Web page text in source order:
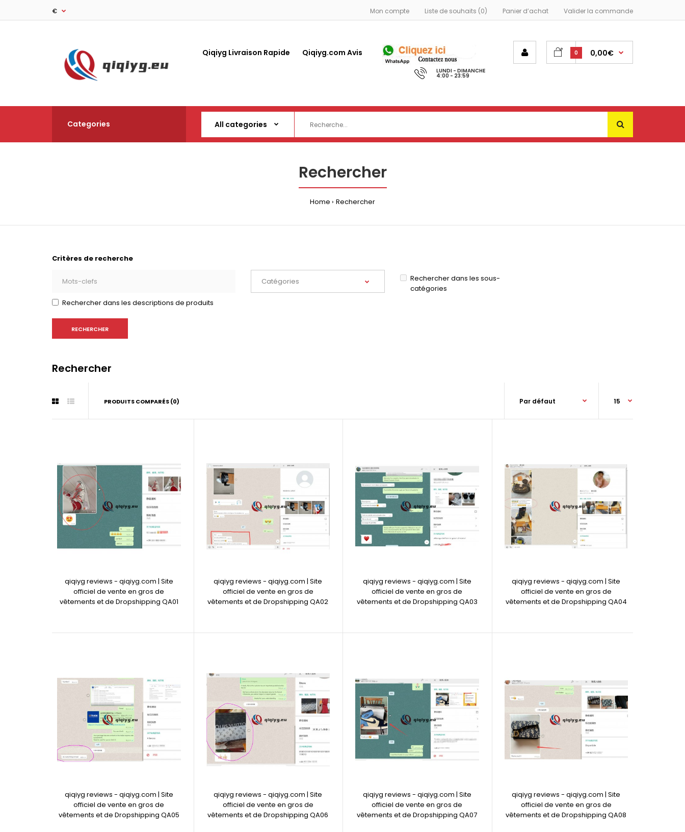
Mon compte Liste de souhaits (0) Panier d’achat Valider la commande
€
Qiqiyg Livraison Rapide Qiqiyg.com Avis
LUNDI - DIMANCHE
4:00 - 23:59
0 0,00€
Categories
Rechercher
Home Rechercher
Critères de recherche
Rechercher dans les sous-
catégories
Rechercher dans les descriptions de produits
Rechercher
PRODUITS COMPARÉS (0)
qiqiyg reviews - qiqiyg.com | Site
officiel de vente en gros de
vêtements et de Dropshipping QA01
qiqiyg reviews - qiqiyg.com | Site
officiel de vente en gros de
vêtements et de Dropshipping QA02
qiqiyg reviews - qiqiyg.com | Site
officiel de vente en gros de
vêtements et de Dropshipping QA03
qiqiyg reviews - qiqiyg.com | Site
officiel de vente en gros de
vêtements et de Dropshipping QA04
qiqiyg reviews - qiqiyg.com | Site
officiel de vente en gros de
vêtements et de Dropshipping QA05
qiqiyg reviews - qiqiyg.com | Site
officiel de vente en gros de
vêtements et de Dropshipping QA06
qiqiyg reviews - qiqiyg.com | Site
officiel de vente en gros de
vêtements et de Dropshipping QA07
qiqiyg reviews - qiqiyg.com | Site
officiel de vente en gros de
vêtements et de Dropshipping QA08